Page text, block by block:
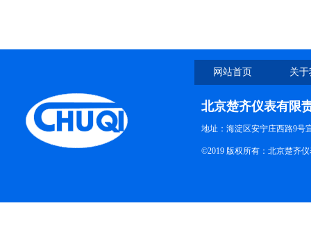
网站首页 关
北京楚齐仪表有限
地址：海淀区安宁庄西路9号
©2019 版权所有：北京楚齐